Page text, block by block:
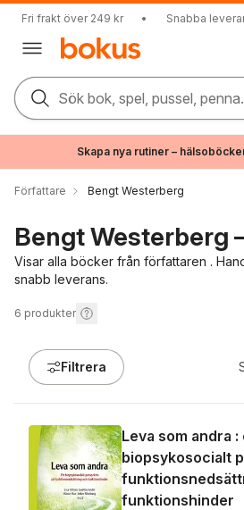
Fri frakt över 249 kr • Snabba
Sök bok, spel, pussel,
Skapa nya rutiner –
Författare Bengt Westerberg
Bengt Westerberg
Visar alla böcker från författaren .
snabb leverans.
6 produkter
Filtrera
Leva som andra :
biopsykosocialt
funktionshinder